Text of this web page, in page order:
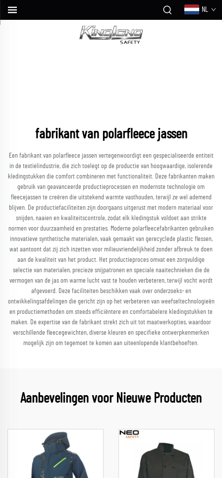
NL
fabrikant van polarfleece jassen
Een fabrikant van polarfleece jassen vertegenwoordigt een gespecialiseerde entiteit
in de textielindustrie, die zich toelegt op de productie van hoogwaardige, isolerende
kledingstukken die comfort combineren met functionaliteit. Deze fabrikanten maken
gebruik van geavanceerde productieprocessen en modernste technologie om
fleecejassen te creëren die uitstekend warmte vasthouden, terwijl ze wel ademend
blijven. De productiefaciliteiten zijn doorgaans uitgerust met modern materiaal voor
snijden, naaien en kwaliteitscontrole, zodat elk kledingstuk voldoet aan strikte
normen voor duurzaamheid en prestaties. Moderne polarfleecefabrikanten gebruiken
innovatieve synthetische materialen, vaak gemaakt van gerecyclede plastic flessen,
wat aantoont dat zij zich inzetten voor milieuvriendelijkheid zonder afbreuk te doen
aan de kwaliteit van het product. Het productieproces omvat een zorgvuldige
selectie van materialen, precieze snijpatronen en speciale naaitechnieken die de
vermogen van de jas om warme lucht vast te houden verbeteren, terwijl vocht wordt
afgevoerd. Deze faciliteiten beschikken vaak over onderzoeks- en
ontwikkelingsafdelingen die gericht zijn op het verbeteren van weefseltechnologieën
en productiemethoden om steeds efficiëntere en comfortabelere kledingstukken te
maken. De expertise van de fabrikant strekt zich uit tot maatwerkopties, waardoor
verschillende fleecegewichten, diverse kleuren en specifieke ontwerpkenmerken
mogelijk zijn om tegemoet te komen aan uiteenlopende klantbehoeften.
Aanbevelingen voor Nieuwe Producten